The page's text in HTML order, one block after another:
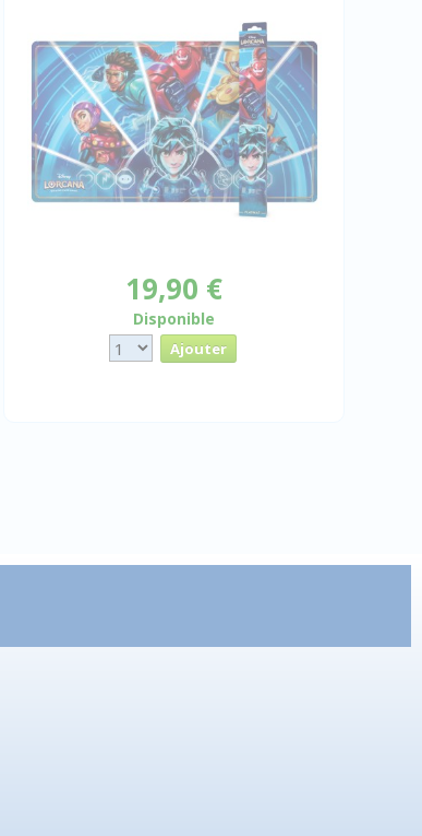
19,90 €
Disponible